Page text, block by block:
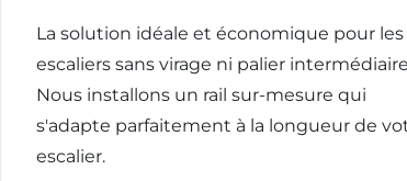
La solution idéale et économique pour les
escaliers sans virage ni palier
Nous installons un rail sur-mesure qui
s'adapte parfaitement à la longueur de
escalier.